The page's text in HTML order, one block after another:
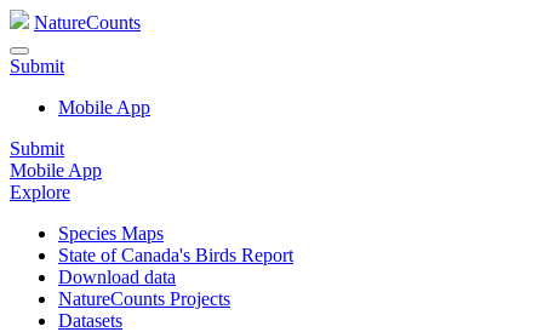
NatureCounts
Submit
Mobile App
Submit
Mobile App
Explore
Species Maps
State of Canada's Birds Report
Download data
NatureCounts Projects
Datasets